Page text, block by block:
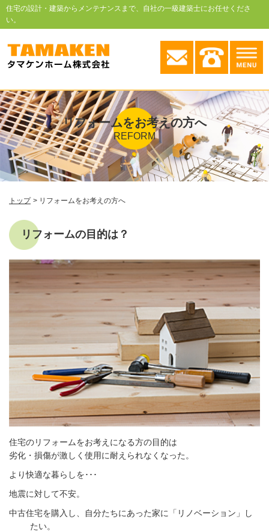
住宅の設計・建築からメンテナンスまで、自社の一級建築士にお任せくださ
い。
リフォームをお考えの方へ
REFORM
トップ リフォームをお考えの方へ
リフォームの目的は？
住宅のリフォームをお考えになる方の目的は
劣化・損傷が激しく使用に耐えられなくなった。
より快適な暮らしを･･･
地震に対して不安。
中古住宅を購入し、自分たちにあった家に「リノベーション」し
たい。